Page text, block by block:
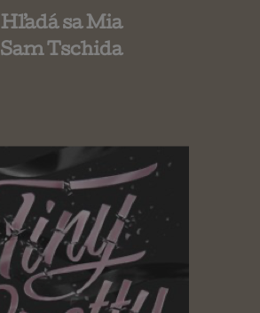
Hľadá sa Mia
Sam Tschida